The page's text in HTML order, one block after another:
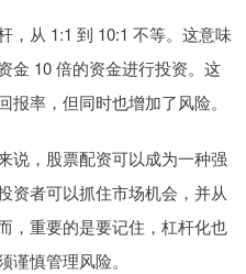
，从 1:1 到 10:1 不等。这意味
金 10 倍的资金进行投资。这
率，但同时也增加了风险。
说，股票配资可以成为一种强
资者可以抓住市场机会，并从
，重要的是要记住，杠杆化也
慎管理风险。